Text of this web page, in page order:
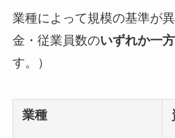
業種によって規模の基準が
金・従業員数のいずれか一方
す。）
業種